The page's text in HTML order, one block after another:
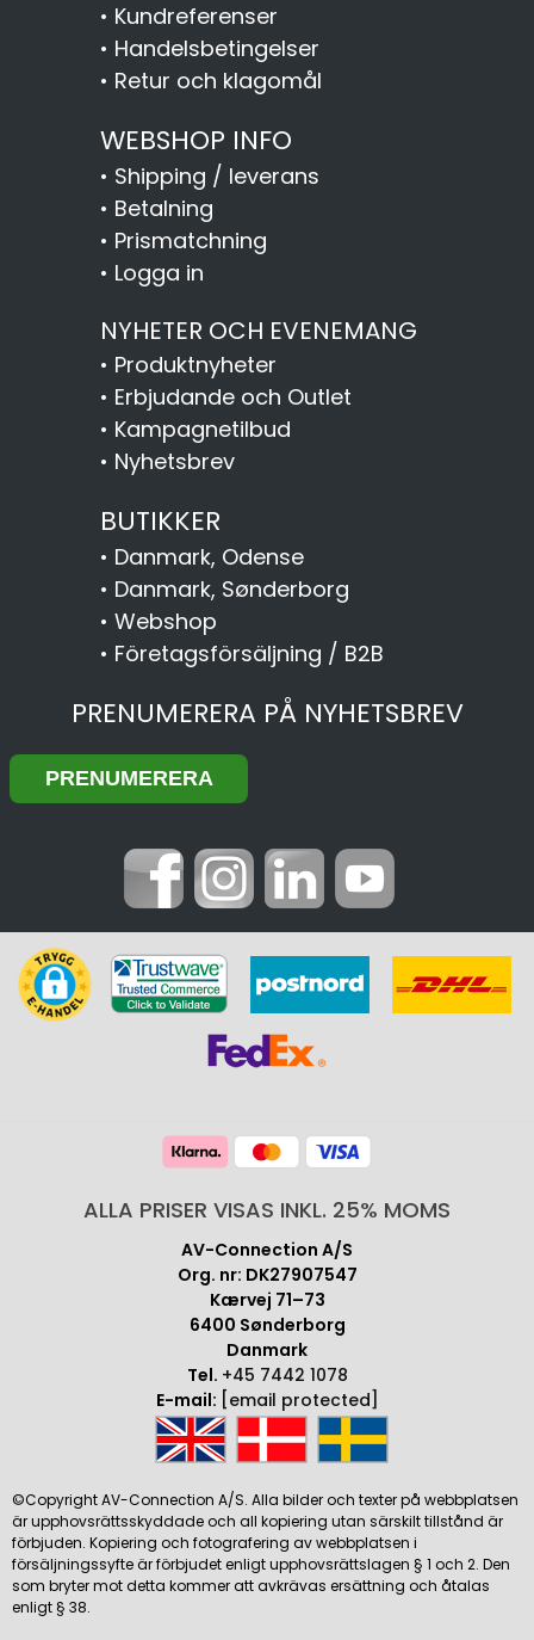
• Kundreferenser
• Handelsbetingelser
• Retur och klagomål
WEBSHOP INFO
• Shipping / leverans
• Betalning
• Prismatchning
• Logga in
NYHETER OCH EVENEMANG
• Produktnyheter
• Erbjudande och Outlet
• Kampagnetilbud
• Nyhetsbrev
BUTIKKER
• Danmark, Odense
• Danmark, Sønderborg
• Webshop
• Företagsförsäljning / B2B
PRENUMERERA PÅ NYHETSBREV
ALLA PRISER VISAS INKL. 25% MOMS
AV-Connection A/S
Org. nr: DK27907547
Kærvej 71–73
6400 Sønderborg
Danmark
Tel. +45 7442 1078
E-mail: [email protected]
©Copyright AV-Connection A/S. Alla bilder och texter på webbplatsen
är upphovsrättsskyddade och all kopiering utan särskilt tillstånd är
förbjuden. Kopiering och fotografering av webbplatsen i
försäljningssyfte är förbjudet enligt upphovsrättslagen § 1 och 2. Den
som bryter mot detta kommer att avkrävas ersättning och åtalas
enligt § 38.